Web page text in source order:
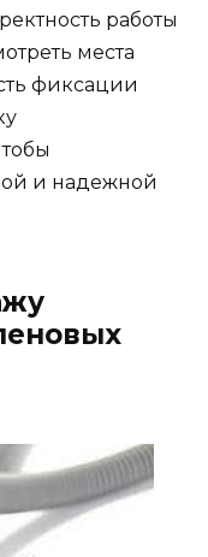
работы
места
фиксации
и надежной